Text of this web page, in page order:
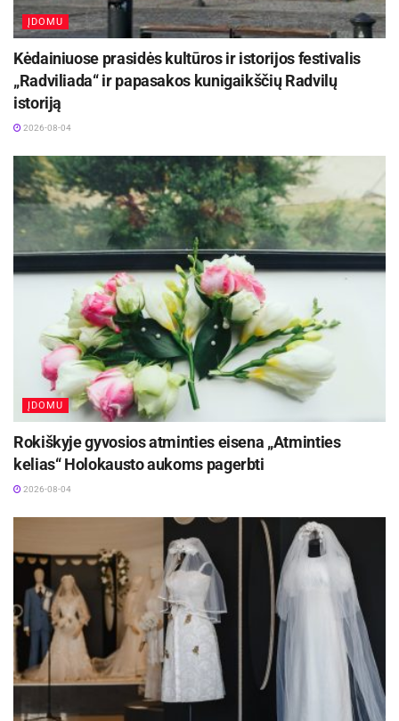
ĮDOMU
Kėdainiuose prasidės kultūros ir istorijos festivalis
„Radviliada“ ir papasakos kunigaikščių Radvilų
istoriją
2026-08-04
ĮDOMU
Rokiškyje gyvosios atminties eisena „Atminties
kelias“ Holokausto aukoms pagerbti
2026-08-04